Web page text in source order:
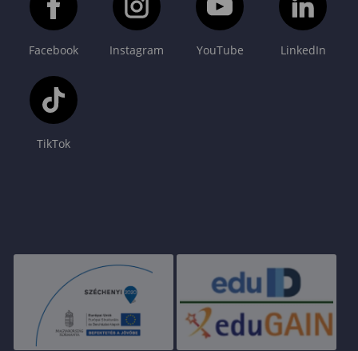
Facebook Instagram YouTube LinkedIn
TikTok